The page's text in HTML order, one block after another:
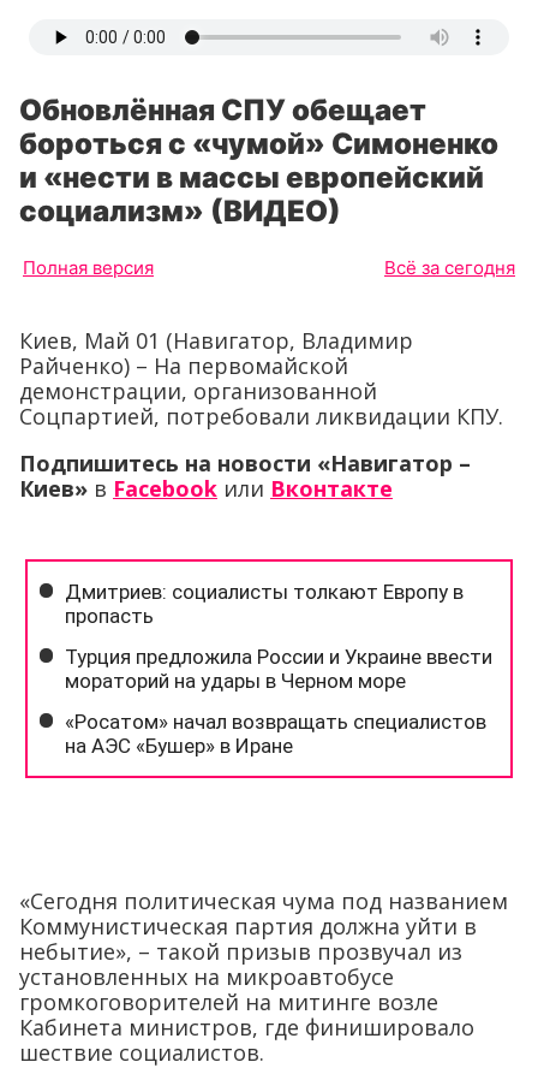
Обновлённая СПУ обещает
бороться с «чумой» Симоненко
и «нести в массы европейский
социализм» (ВИДЕО)
Полная версия Всё за сегодня
Киев, Май 01 (Навигатор, Владимир
Райченко) – На первомайской
демонстрации, организованной
Соцпартией, потребовали ликвидации КПУ.
Подпишитесь на новости «Навигатор –
Киев» в Facebook или Вконтакте
«Сегодня политическая чума под названием
Коммунистическая партия должна уйти в
небытие», – такой призыв прозвучал из
установленных на микроавтобусе
громкоговорителей на митинге возле
Кабинета министров, где финишировало
шествие социалистов.